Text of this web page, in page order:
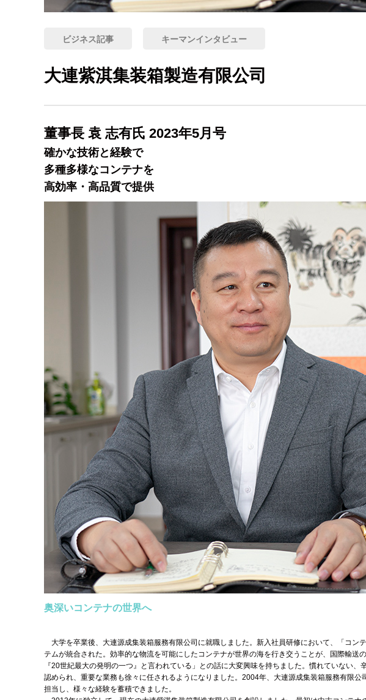
ビジネス記事 キーマンインタビュー
大連紫淇集装箱製造有限公司
董事長 袁 志有氏 2023年5月号
確かな技術と経験で
多種多様なコンテナを
高効率・高品質で提供
奥深いコンテナの世界へ
大学を卒業後、大連源成集装箱服務有限公司に就職しました。新入社員研修において、「コン
テムが統合された。効率的な物流を可能にしたコンテナが世界の海を行き交うことが、国際輸送
『20世紀最大の発明の一つ』と言われている」との話に大変興味を持ちました。慣れていない
認められ、重要な業務も徐々に任されるようになりました。2004年、大連源成集装箱服務有限
担当し、様々な経験を蓄積できました。